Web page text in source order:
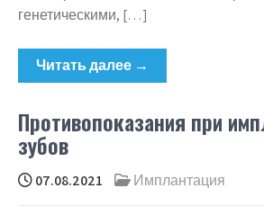
генетическими, […]
Читать далее →
Противопоказания при
зубов
07.08.2021 Имплантация